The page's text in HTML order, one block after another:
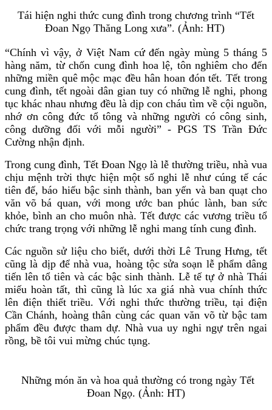
Tái hiện nghi thức cung đình trong chương trình “Tết
Đoan Ngọ Thăng Long xưa”. (Ảnh: HT)
“Chính vì vậy, ở Việt Nam cứ đến ngày mùng 5 tháng 5
hàng năm, từ chốn cung đình hoa lệ, tôn nghiêm cho đến
những miền quê mộc mạc đều hân hoan đón tết. Tết trong
cung đình, tết ngoài dân gian tuy có những lễ nghi, phong
tục khác nhau nhưng đều là dịp con cháu tìm về cội nguồn,
nhớ ơn công đức tổ tông và những người có công sinh,
công dưỡng đối với mỗi người” - PGS TS Trần Đức
Cường nhận định.
Trong cung đình, Tết Đoan Ngọ là lễ thường triều, nhà vua
chịu mệnh trời thực hiện một số nghi lễ như cúng tế các
tiên đế, báo hiếu bậc sinh thành, ban yến và ban quạt cho
văn võ bá quan, với mong ước ban phúc lành, ban sức
khỏe, bình an cho muôn nhà. Tết được các vương triều tổ
chức trang trọng với những lễ nghi mang tính cung đình.
Các nguồn sử liệu cho biết, dưới thời Lê Trung Hưng, tết
cũng là dịp để nhà vua, hoàng tộc sửa soạn lễ phẩm dâng
tiến lên tổ tiên và các bậc sinh thành. Lễ tế tự ở nhà Thái
miếu hoàn tất, thì cũng là lúc xa giá nhà vua chính thức
lên điện thiết triều. Với nghi thức thường triều, tại điện
Cần Chánh, hoàng thân cùng các quan văn võ từ bậc tam
phẩm đều được tham dự. Nhà vua uy nghi ngự trên ngai
rồng, bề tôi vui mừng chúc tụng.
Những món ăn và hoa quả thường có trong ngày Tết
Đoan Ngọ. (Ảnh: HT)